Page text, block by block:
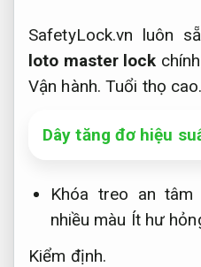
SafetyLock.vn luôn
loto master lock
Vận hành. Tuổi thọ cao.
Dây tăng đơ hiệu
Khóa treo an tâm
nhiều màu Ít hư
Kiểm định.